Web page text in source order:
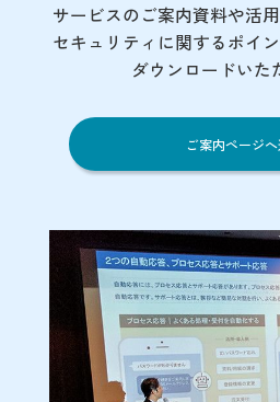
サービスのご案内資料や活用
セキュリティに関するポイ
ダウンロードいた
ご案内ページ